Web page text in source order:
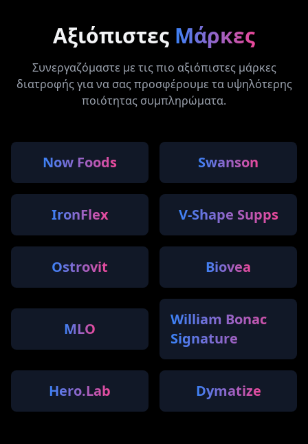
Αξιόπιστες Μάρκες
Συνεργαζόμαστε με τις πιο αξιόπιστες μάρκες
διατροφής για να σας προσφέρουμε τα υψηλότερης
ποιότητας συμπληρώματα.
Now Foods Swanson
IronFlex V-Shape Supps
Ostrovit Biovea
MLO
William Bonac
Signature
Hero.Lab Dymatize